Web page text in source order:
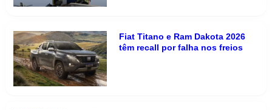
Fiat Titano e Ram Dakota 2026
têm recall por falha nos freios